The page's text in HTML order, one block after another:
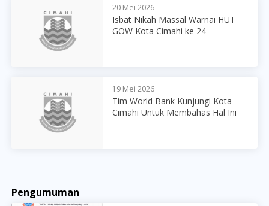
20 Mei 2026
Isbat Nikah Massal Warnai HUT
GOW Kota Cimahi ke 24
19 Mei 2026
Tim World Bank Kunjungi Kota
Cimahi Untuk Membahas Hal Ini
Pengumuman